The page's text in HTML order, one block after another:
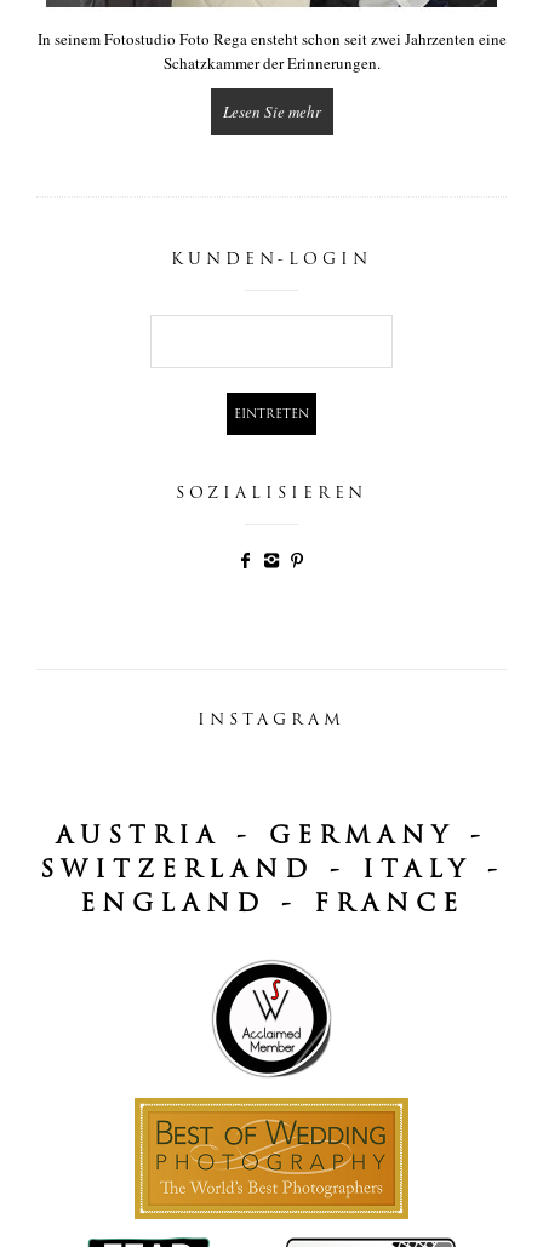
In seinem Fotostudio Foto Rega ensteht schon seit zwei Jahrzenten eine
Schatzkammer der Erinnerungen.
Lesen Sie mehr
KUNDEN-LOGIN
SOZIALISIEREN
INSTAGRAM
AUSTRIA - GERMANY -
SWITZERLAND - ITALY -
ENGLAND - FRANCE